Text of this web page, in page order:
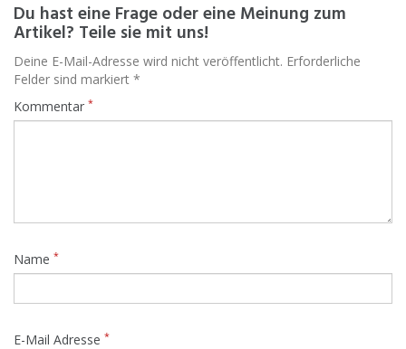
Du hast eine Frage oder eine Meinung zum
Artikel? Teile sie mit uns!
Deine E-Mail-Adresse wird nicht veröffentlicht. Erforderliche
Felder sind markiert *
Kommentar *
Name *
E-Mail Adresse *